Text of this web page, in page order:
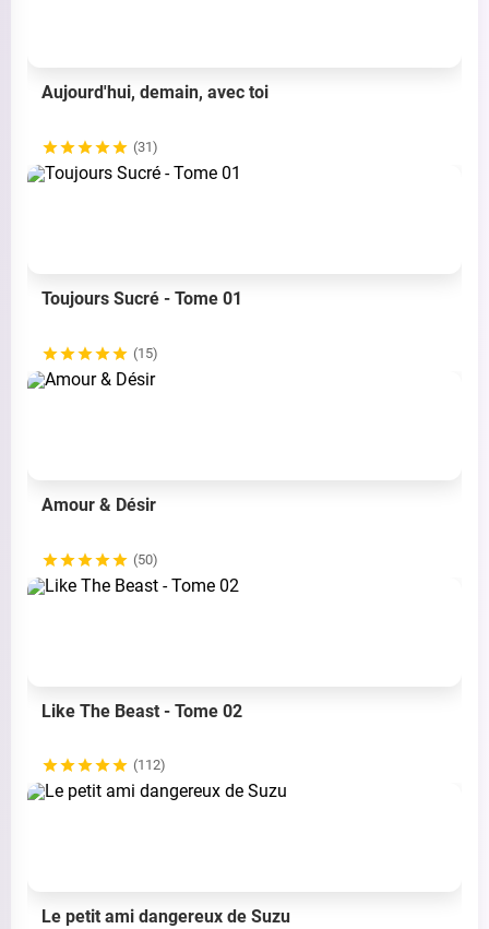
Aujourd'hui, demain, avec toi
(31)
Toujours Sucré - Tome 01
(15)
Amour & Désir
(50)
Like The Beast - Tome 02
(112)
Le petit ami dangereux de Suzu